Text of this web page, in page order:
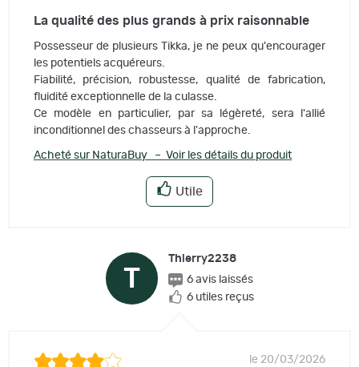
La qualité des plus grands à prix raisonnable
Possesseur de plusieurs Tikka, je ne peux qu'encourager
les potentiels acquéreurs.
Fiabilité, précision, robustesse, qualité de fabrication,
fluidité exceptionnelle de la culasse.
Ce modèle en particulier, par sa légèreté, sera l'allié
inconditionnel des chasseurs à l'approche.
Acheté sur NaturaBuy – Voir les détails du produit
Utile
T
Thierry2238
6 avis laissés
6 utiles reçus
le 20/03/2026